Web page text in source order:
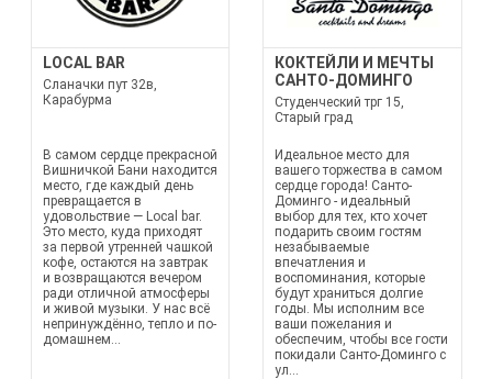
LOCAL BAR
Сланачки пут 32в,
Карабурма
В самом сердце прекрасной
Вишничкой Бани находится
место, где каждый день
превращается в
удовольствие — Local bar.
Это место, куда приходят
за первой утренней чашкой
кофе, остаются на завтрак
и возвращаются вечером
ради отличной атмосферы
и живой музыки. У нас всё
непринуждённо, тепло и по-
домашнем...
КОКТЕЙЛИ И МЕЧТЫ
САНТО-ДОМИНГО
Студенческий трг 15,
Старый град
Идеальное место для
вашего торжества в самом
сердце города! Санто-
Доминго - идеальный
выбор для тех, кто хочет
подарить своим гостям
незабываемые
впечатления и
воспоминания, которые
будут храниться долгие
годы. Мы исполним все
ваши пожелания и
обеспечим, чтобы все гости
покидали Санто-Доминго с
ул...